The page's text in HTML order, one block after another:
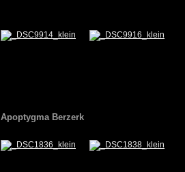
Apoptygma Berzerk